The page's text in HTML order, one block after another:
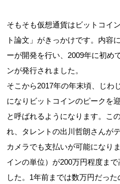
そもそも仮想通貨はビットコイ
ト論文」がきっかけです。内容
ーが開発を行い、2009年に初め
ンが発行されました。
そこから2017年の年末頃、じわ
になりビットコインのピークを
と呼ばれるようになります。こ
れ、タレントの出川哲朗さんが
カメラでも支払いが可能になり
インの単位）が200万円程度ま
した。1年前までは数万円だっ